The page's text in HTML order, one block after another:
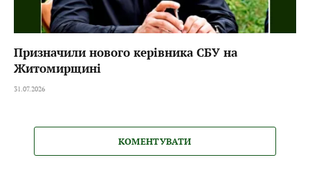
Призначили нового керівника СБУ на
Житомирщині
31.07.2026
КОМЕНТУВАТИ